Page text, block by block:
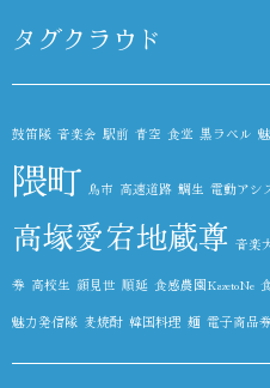
タグクラウド
鼓笛隊 音楽会 駅前 青空 食堂 黒ラベル
隈町 鳥市 高速道路 鯛生 電動アシ
高塚愛宕地蔵尊 音楽
券 高校生 顔見世 順延 食感農園KazetoNe
魅力発信隊 麦焼酎 韓国料理 麺 電子商品